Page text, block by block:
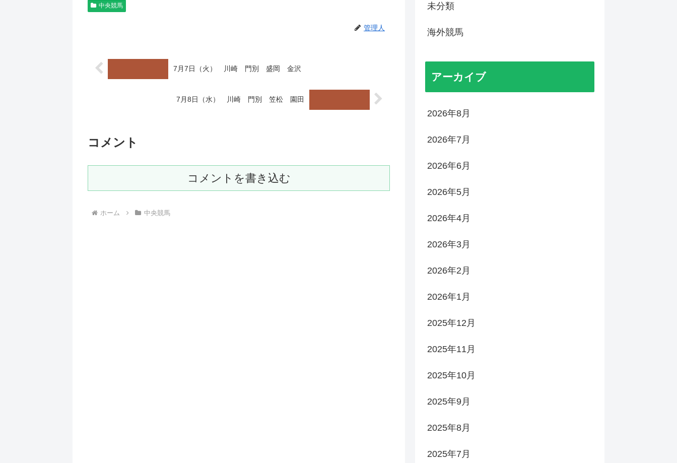
中央競馬
管理人
7月7日（火） 川崎 門別 盛岡 金沢
7月8日（水） 川崎 門別 笠松 園田
コメント
コメントを書き込む
ホーム 中央競馬
未分類
海外競馬
アーカイブ
2026年8月
2026年7月
2026年6月
2026年5月
2026年4月
2026年3月
2026年2月
2026年1月
2025年12月
2025年11月
2025年10月
2025年9月
2025年8月
2025年7月